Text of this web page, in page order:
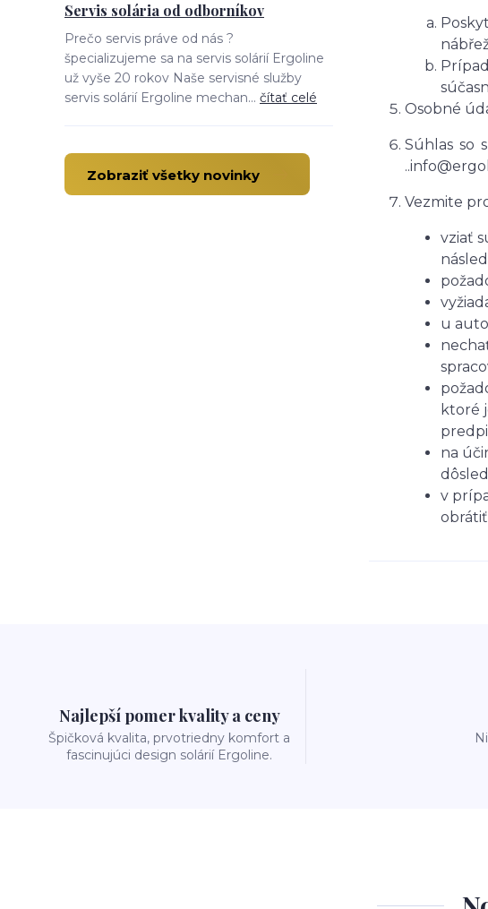
Servis solária od odborníkov
Prečo servis práve od nás ?
špecializujeme sa na servis solárií Ergoline
už vyše 20 rokov Naše servisné služby
servis solárií Ergoline mechan... čítať celé
Zobraziť všetky novinky
Osobné
Súhlas so
Vezmite
vziať
u
ktoré
na
v
Najlepší pomer kvality a ceny
Špičková kvalita, prvotriedny komfort a
fascinujúci design solárií Ergoline.